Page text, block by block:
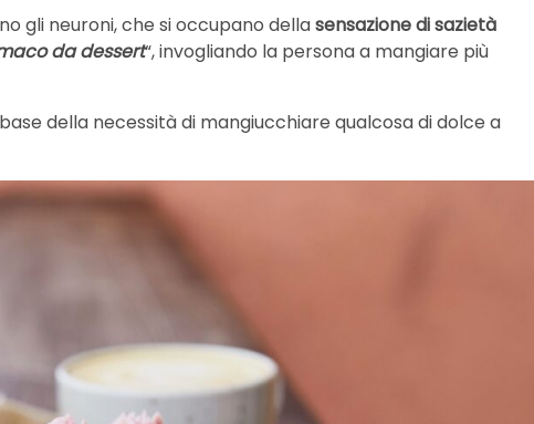
gli neuroni, che si occupano dellasensazione di sazietà
da dessert“, invogliando la persona a mangiare più
della necessità di mangiucchiare qualcosa di dolce a